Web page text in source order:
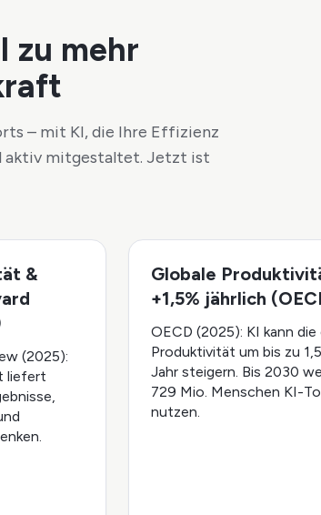
zu mehr
– mit KI, die Ihre Effizienz
aktiv mitgestaltet. Jetzt ist
&
(2025):
liefert
Globale
+1,5% jährlich
OECD (2025): KI kann die
Produktivität um bis zu
Jahr steigern. Bis 2030
729 Mio. Menschen KI-
nutzen.